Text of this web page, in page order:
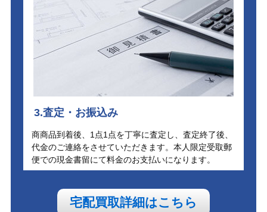
3.査定・お振込み
商商品到着後、1点1点を丁寧に査定し、査定終了後、
代金のご連絡をさせていただきます。本人限定受取郵
便での現金書留にて料金のお支払いになります。
宅配買取詳細はこちら